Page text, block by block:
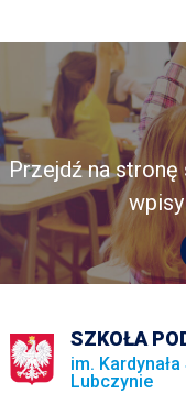
Przejdź na
SZKOŁA
im.
Lubczynie